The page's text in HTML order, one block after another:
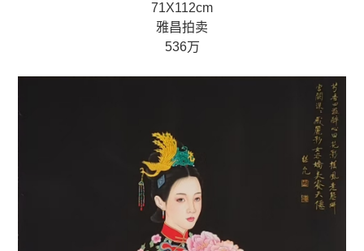
71X112cm
雅昌拍卖
536万